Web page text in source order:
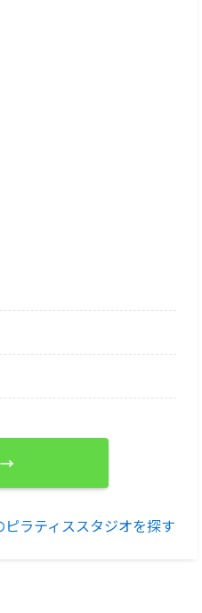
→
ピラティススタジオを探す